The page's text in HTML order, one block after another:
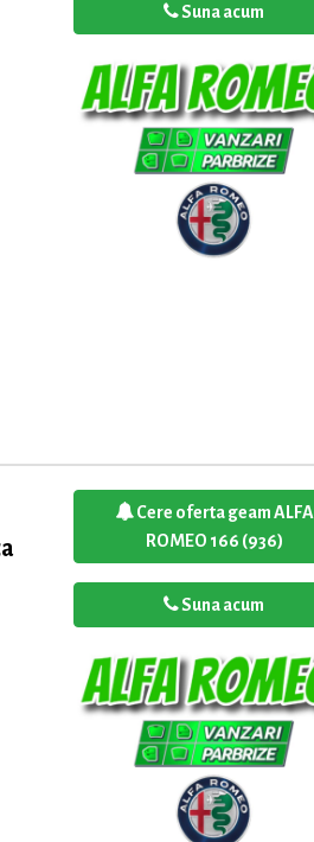
Suna acum
Cere oferta geam ALFA
ROMEO 166 (936)
Suna acum